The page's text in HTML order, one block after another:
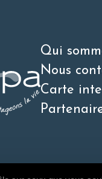
Qui
Nous
Carte